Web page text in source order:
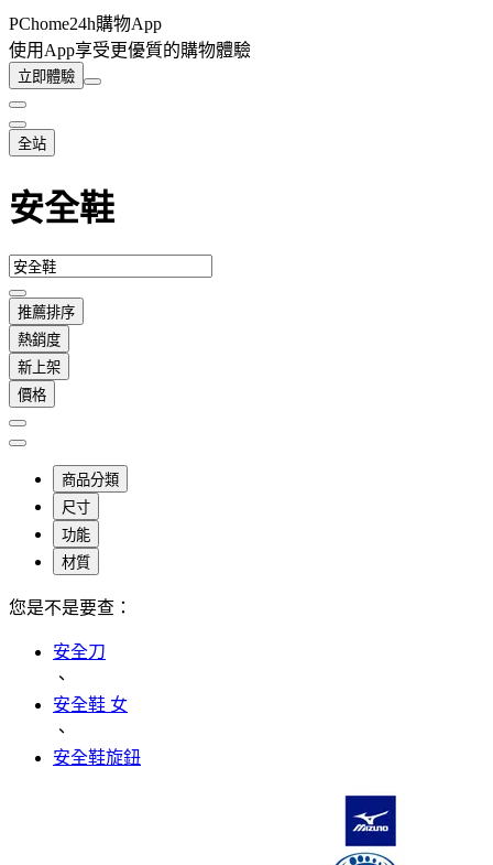
PChome24h購物App
使用App享受更優質的購物體驗
立即體驗
全站
安全鞋
推薦排序
熱銷度
新上架
價格
商品分類
尺寸
功能
材質
您是不是要查：
安全刀
、
安全鞋 女
、
安全鞋旋鈕